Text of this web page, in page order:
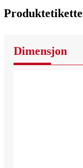
Dimensjon